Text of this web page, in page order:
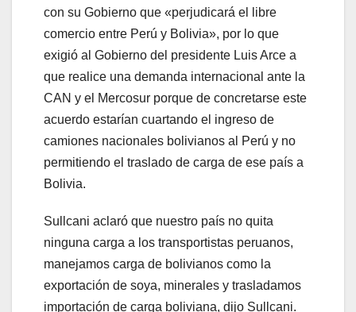
con su Gobierno que «perjudicará el libre
comercio entre Perú y Bolivia», por lo que
exigió al Gobierno del presidente Luis Arce a
que realice una demanda internacional ante la
CAN y el Mercosur porque de concretarse este
acuerdo estarían cuartando el ingreso de
camiones nacionales bolivianos al Perú y no
permitiendo el traslado de carga de ese país a
Bolivia.
Sullcani aclaró que nuestro país no quita
ninguna carga a los transportistas peruanos,
manejamos carga de bolivianos como la
exportación de soya, minerales y trasladamos
importación de carga boliviana, dijo Sullcani.